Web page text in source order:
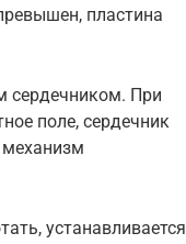
пластина
сердечником. При
поле, сердечник
механизм
устанавливается